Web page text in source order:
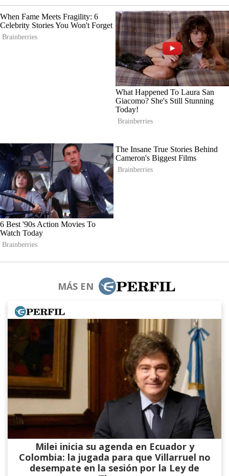
MÁS EN
Milei inicia su agenda en Ecuador y
Colombia: la jugada para que Villarruel no
desempate en la sesión por la Ley de